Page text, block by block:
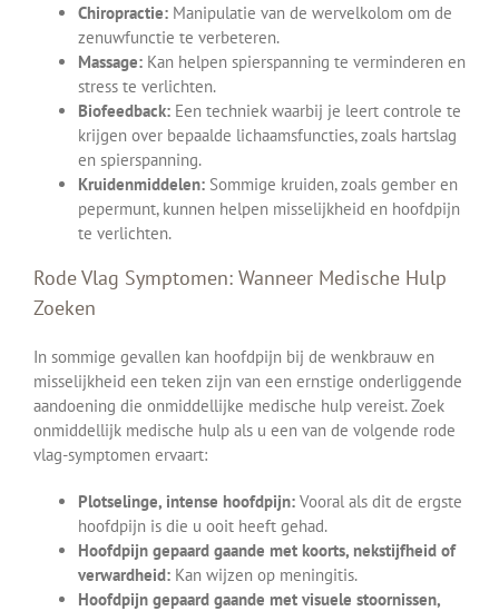
Chiropractie: Manipulatie van de wervelkolom om de
zenuwfunctie te verbeteren.
Massage: Kan helpen spierspanning te verminderen en
stress te verlichten.
Biofeedback: Een techniek waarbij je leert controle te
krijgen over bepaalde lichaamsfuncties, zoals hartslag
en spierspanning.
Kruidenmiddelen: Sommige kruiden, zoals gember en
pepermunt, kunnen helpen misselijkheid en hoofdpijn
te verlichten.
Rode Vlag Symptomen: Wanneer Medische Hulp
Zoeken
In sommige gevallen kan hoofdpijn bij de wenkbrauw en
misselijkheid een teken zijn van een ernstige onderliggende
aandoening die onmiddellijke medische hulp vereist. Zoek
onmiddellijk medische hulp als u een van de volgende rode
vlag-symptomen ervaart:
Plotselinge, intense hoofdpijn: Vooral als dit de ergste
hoofdpijn is die u ooit heeft gehad.
Hoofdpijn gepaard gaande met koorts, nekstijfheid of
verwardheid: Kan wijzen op meningitis.
Hoofdpijn gepaard gaande met visuele stoornissen,